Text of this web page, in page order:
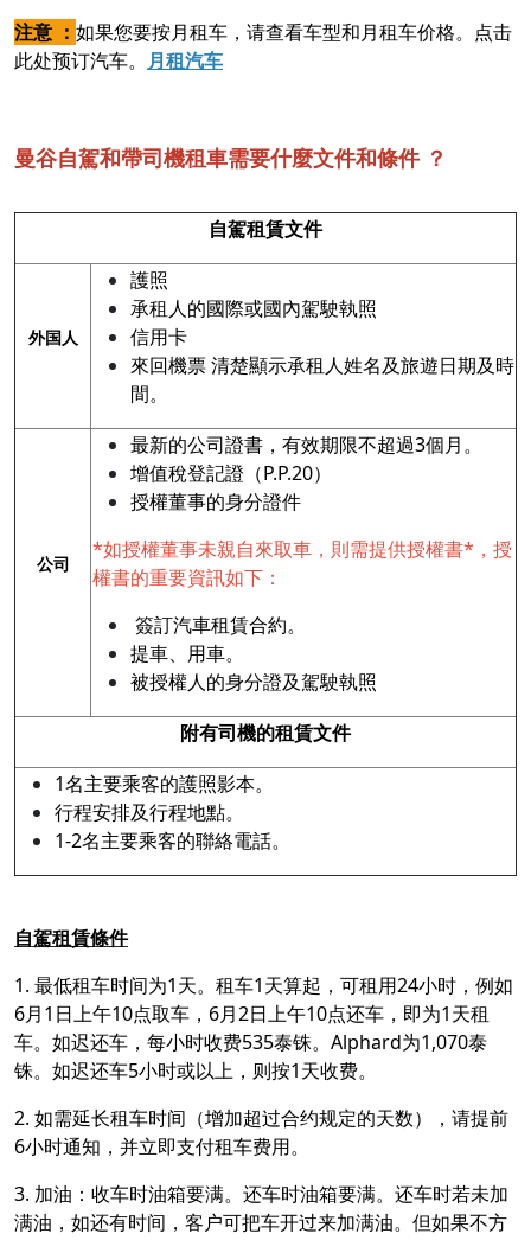
注意 ： 如果您要按月租车，请查看车型和月租车价格。点击
此处预订汽车。 月租汽车
曼谷自駕和帶司機租車需要什麼文件和條件 ？
自駕租賃文件
外国人
護照
承租人的國際或國內駕駛執照
信用卡
來回機票 清楚顯示承租人姓名及旅遊日期及時
間。
公司
最新的公司證書，有效期限不超過3個月。
增值稅登記證（P.P.20）
授權董事的身分證件
*如授權董事未親自來取車，則需提供授權書*，授
權書的重要資訊如下：
簽訂汽車租賃合約。
提車、用車。
被授權人的身分證及駕駛執照
附有司機的租賃文件
1名主要乘客的護照影本。
行程安排及行程地點。
1-2名主要乘客的聯絡電話。
自駕租賃條件
1. 最低租车时间为1天。租车1天算起，可租用24小时，例如
6月1日上午10点取车，6月2日上午10点还车，即为1天租
车。如迟还车，每小时收费535泰铢。Alphard为1,070泰
铢。如迟还车5小时或以上，则按1天收费。
2. 如需延长租车时间（增加超过合约规定的天数），请提前
6小时通知，并立即支付租车费用。
3. 加油：收车时油箱要满。还车时油箱要满。还车时若未加
满油，如还有时间，客户可把车开过来加满油。但如果不方